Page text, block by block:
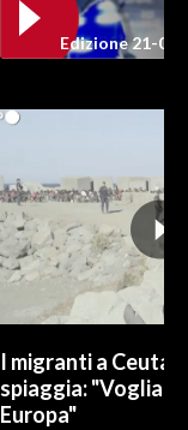
Edizione 21-05-
I migranti a Ceuta
spiaggia:
Europa"